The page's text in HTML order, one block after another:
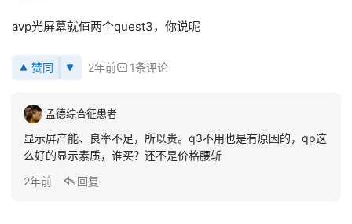
备
名
观
avp光屏幕就值两个quest3，你说呢
赞同 2年前 1条评论
孟德综合征患者
显示屏产能、良率不足，所以贵。q3不用也是有原因的，qp这
么好的显示素质，谁买？还不是价格腰斩
2年前
回复